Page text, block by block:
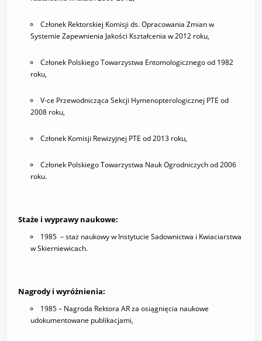
Członek Rektorskiej Komisji ds. Opracowania Zmian w
Systemie Zapewnienia Jakości Kształcenia w 2012 roku,
Członek Polskiego Towarzystwa Entomologicznego od 1982
roku,
V-ce Przewodnicząca Sekcji Hymenopterologicznej PTE od
2008 roku,
Członek Komisji Rewizyjnej PTE od 2013 roku,
Członek Polskiego Towarzystwa Nauk Ogrodniczych od 2006
roku.
Staże i wyprawy naukowe:
1985 – staż naukowy w Instytucie Sadownictwa i Kwiaciarstwa
w Skierniewicach.
Nagrody i wyróżnienia:
1985 – Nagroda Rektora AR za osiągnięcia naukowe
udokumentowane publikacjami,